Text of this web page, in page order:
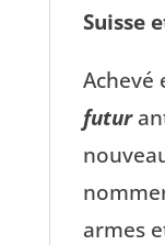
Suisse
Achevé
futur
armes